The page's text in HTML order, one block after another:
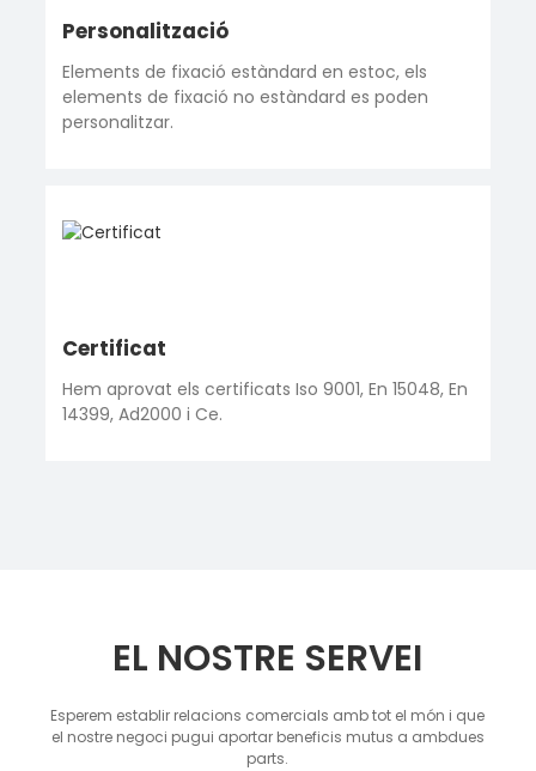
Personalització
Elements de fixació estàndard en estoc, els
elements de fixació no estàndard es poden
personalitzar.
Certificat
Hem aprovat els certificats Iso 9001, En 15048, En
14399, Ad2000 i Ce.
EL NOSTRE SERVEI
Esperem establir relacions comercials amb tot el món i que
el nostre negoci pugui aportar beneficis mutus a ambdues
parts.